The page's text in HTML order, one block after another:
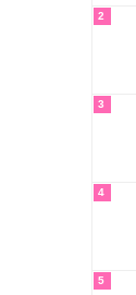
2
3
4
5